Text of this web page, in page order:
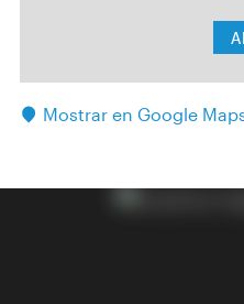
Mostrar en Google